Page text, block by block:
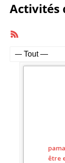
Activités
Afficher
être